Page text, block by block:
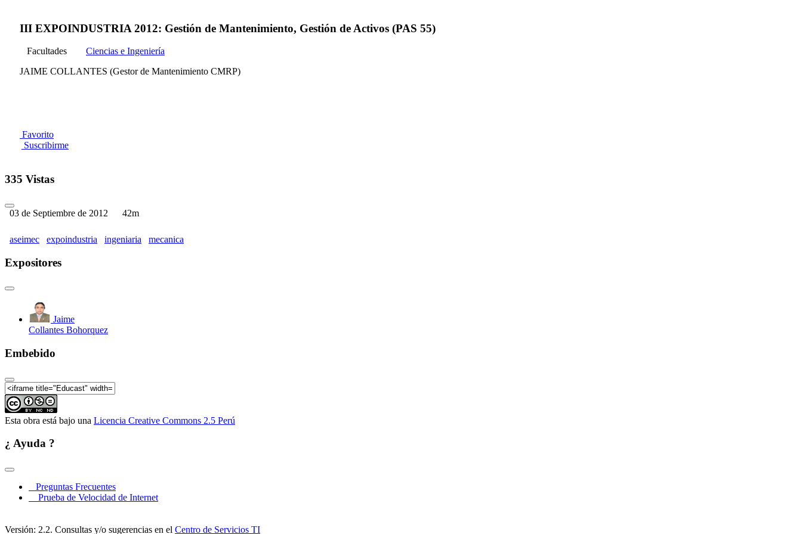
III EXPOINDUSTRIA 2012: Gestión de Mantenimiento, Gestión de Activos (PAS 55)
Facultades
Ciencias e Ingeniería
JAIME COLLANTES (Gestor de Mantenimiento CMRP)
Favorito
Suscribirme
335 Vistas
03 de Septiembre de 2012 42m
aseimec expoindustria ingeniaria mecanica
Expositores
Jaime
Collantes Bohorquez
Embebido
Esta obra está bajo una Licencia Creative Commons 2.5 Perú
¿ Ayuda ?
Preguntas Frecuentes
Prueba de Velocidad de Internet
Versión: 2.2. Consultas y/o sugerencias en el Centro de Servicios TI